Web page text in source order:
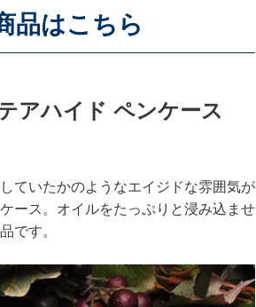
品はこちら
アハイド ペンケース
ていたかのようなエイジドな雰囲気が
ース。オイルをたっぷりと浸み込ませ
です。